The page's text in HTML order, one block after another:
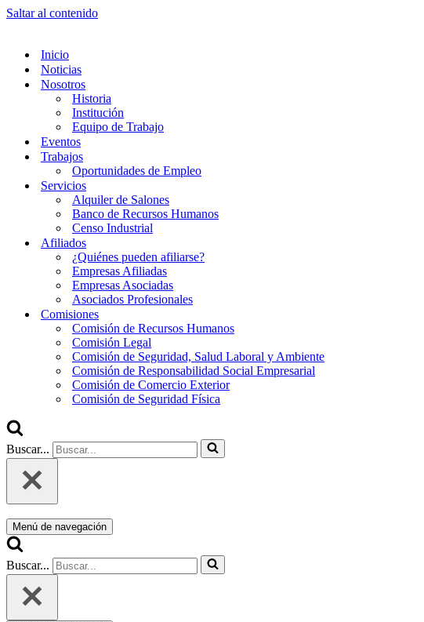
Saltar al contenido
Inicio
Noticias
Nosotros
Historia
Institución
Equipo de Trabajo
Eventos
Trabajos
Oportunidades de Empleo
Servicios
Alquiler de Salones
Banco de Recursos Humanos
Censo Industrial
Afiliados
¿Quiénes pueden afiliarse?
Empresas Afiliadas
Empresas Asociadas
Asociados Profesionales
Comisiones
Comisión de Recursos Humanos
Comisión Legal
Comisión de Seguridad, Salud Laboral y Ambiente
Comisión de Responsabilidad Social Empresarial
Comisión de Comercio Exterior
Comisión de Seguridad Física
Buscar...
Menú de navegación
Buscar...